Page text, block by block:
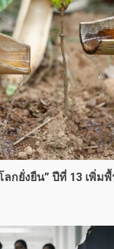
กยั่งยืน” ปีที่ 13 เพิ่ม